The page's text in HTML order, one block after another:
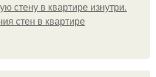
стену в квартире изнутри.
стен в квартире